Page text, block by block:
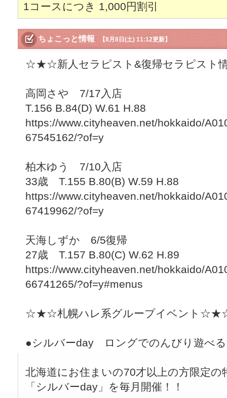
1コースにつき 1,000円割引
ちょこっと情報 【8月8日(土) 11:12更新】
☆★☆新人セラピスト&復帰セラピス
高岡さや 7/17入店
T.156 B.84(D) W.61 H.88
https://www.cityheaven.net/hokkaido/
67545162/?of=y
柏木ゆう 7/10入店
33歳 T.155 B.80(B) W.59 H.88
https://www.cityheaven.net/hokkaido/
67419962/?of=y
天海しずか 6/5復帰
27歳 T.157 B.80(C) W.62 H.89
https://www.cityheaven.net/hokkaido/
66741265/?of=y#menus
☆★☆札幌ハレ系グループイベント
●シルバーday ロングでのんびり遊べ
北海道にお住まいの70才以上の方限定の
「シルバーday」を毎月開催！！